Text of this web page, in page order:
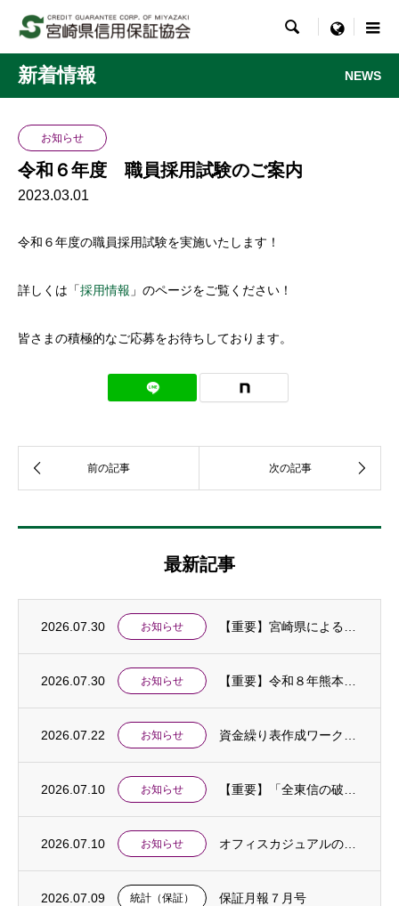
 menu
新着情報 NEWS
お知らせ
令和６年度 職員採用試験のご案内
2023.03.01
令和６年度の職員採用試験を実施いたします！
詳しくは「採用情報 」のページをご覧ください！
皆さまの積極的なご応募をお待ちしております。
最新記事
2026.07.30 お知らせ
2026.07.30 お知らせ
2026.07.22 お知らせ
2026.07.10 お知らせ
2026.07.10 お知らせ
2026.07.09 統計（保証） 保証月報７月号